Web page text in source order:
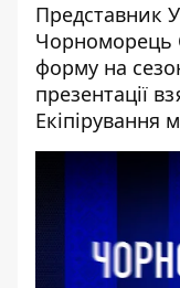
Представник
Чорноморець
форму на
презентації
Екіпірування